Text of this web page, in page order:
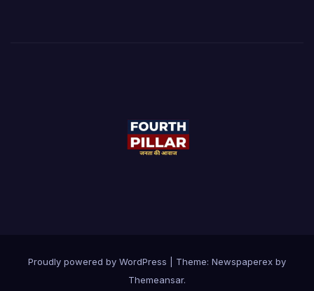
Proudly powered by WordPress
Theme: Newspaperex by
Themeansar.